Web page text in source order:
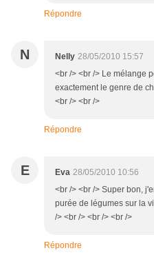
Répondre
N Nelly 28/05/2010 15:57
<br /> <br /> Le mélange
exactement le genre de
<br /> <br />
Répondre
E Eva 28/05/2010 10:56
<br /> <br /> Super bon,
purée de légumes sur la
/> <br /> <br /> <br />
Répondre